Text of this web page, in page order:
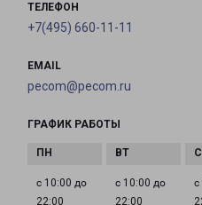
ТЕЛЕФОН
+7(495) 660-11-11
EMAIL
pecom@pecom.ru
ГРАФИК РАБОТЫ
с 10:00 до
22:00
с 10:00 до
22:00
с